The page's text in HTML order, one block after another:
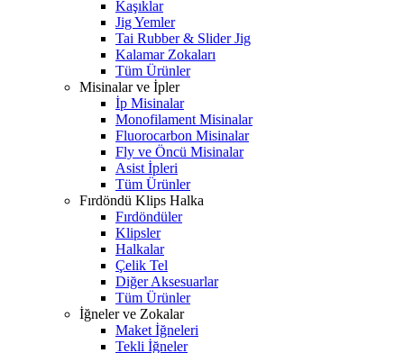
Kaşıklar
Jig Yemler
Tai Rubber & Slider Jig
Kalamar Zokaları
Tüm Ürünler
Misinalar ve İpler
İp Misinalar
Monofilament Misinalar
Fluorocarbon Misinalar
Fly ve Öncü Misinalar
Asist İpleri
Tüm Ürünler
Fırdöndü Klips Halka
Fırdöndüler
Klipsler
Halkalar
Çelik Tel
Diğer Aksesuarlar
Tüm Ürünler
İğneler ve Zokalar
Maket İğneleri
Tekli İğneler